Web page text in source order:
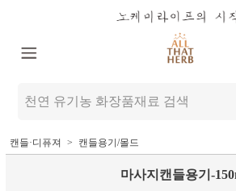
캔들·디퓨져 캔들용기/몰드
마사지캔들용기-